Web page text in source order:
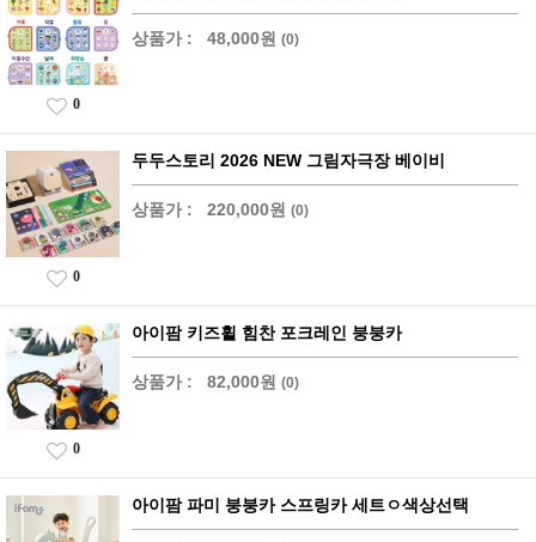
상품가 : 48,000원 (0)
0
두두스토리 2026 NEW 그림자극장 베이비
상품가 : 220,000원 (0)
0
아이팜 키즈휠 힘찬 포크레인 붕붕카
상품가 : 82,000원 (0)
0
아이팜 파미 붕붕카 스프링카 세트ㅇ색상선택